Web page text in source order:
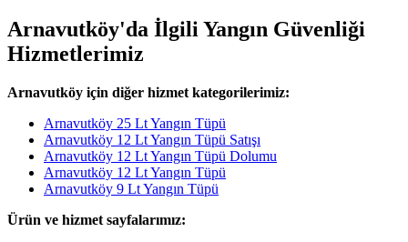
Arnavutköy'da İlgili Yangın Güvenliği
Hizmetlerimiz
Arnavutköy için diğer hizmet kategorilerimiz:
Arnavutköy 25 Lt Yangın Tüpü
Arnavutköy 12 Lt Yangın Tüpü Satışı
Arnavutköy 12 Lt Yangın Tüpü Dolumu
Arnavutköy 12 Lt Yangın Tüpü
Arnavutköy 9 Lt Yangın Tüpü
Ürün ve hizmet sayfalarımız: